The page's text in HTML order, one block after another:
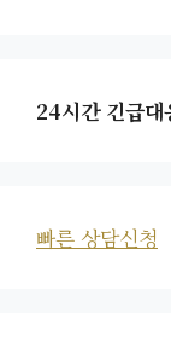
24시간 긴급
빠른 상담신청